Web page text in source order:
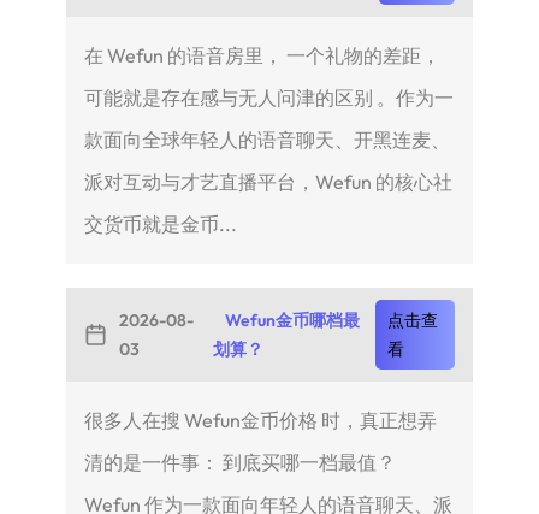
在 Wefun 的语音房里， 一个礼物的差距，
可能就是存在感与无人问津的区别 。作为一
款面向全球年轻人的语音聊天、开黑连麦、
派对互动与才艺直播平台，Wefun 的核心社
交货币就是金币...
2026-08-
03
Wefun金币哪档最
划算？
点击查
看
很多人在搜 Wefun金币价格 时，真正想弄
清的是一件事： 到底买哪一档最值？
Wefun 作为一款面向年轻人的语音聊天、派